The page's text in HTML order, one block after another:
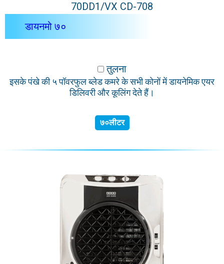
70DD1/VX CD-708
डायनमो ७०
तुलना
इसके पंखे की ५ पॉवरफुल ब्लेड कमरे के सभी कोनों में डायनेमिक एयर
डिलिवरी और कूलिंग देते हैं।
७०लीटर